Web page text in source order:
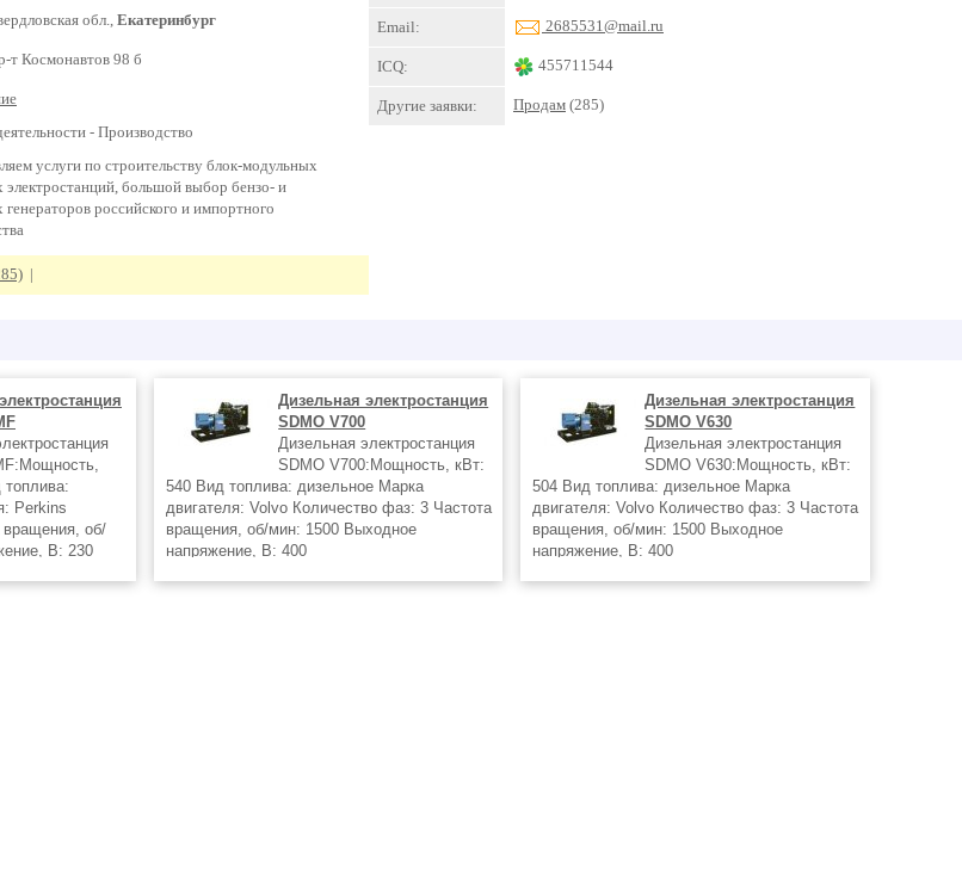
обл.,Екатеринбург
т Космонавтов 98 б
-Производство
услуги по строительству блок-модульных
электростанций, большой выбор бензо- и
генераторов российского и импортного
|
Email: 2685531@mail.ru
ICQ: 455711544
Другие заявки: Продам (285)
Perkins
вращения, об/
В: 230
Дизельная электростанция
SDMO V700
Дизельная электростанция
SDMO V700:Мощность, кВт:
540 Вид топлива: дизельное Марка
двигателя: Volvo Количество фаз: 3 Частота
вращения, об/мин: 1500 Выходное
напряжение, В: 400
Дизельная электростанция
SDMO V630
Дизельная электростанция
SDMO V630:Мощность, кВт:
504 Вид топлива: дизельное Марка
двигателя: Volvo Количество фаз: 3 Частота
вращения, об/мин: 1500 Выходное
напряжение, В: 400